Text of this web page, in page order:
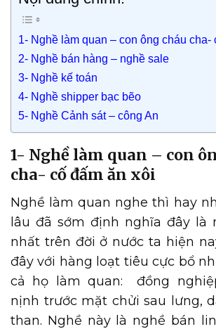
1- Nghề làm quan – con ông cháu cha-
2- Nghề bán hàng – nghề sale
3- Nghề kế toán
4- Nghề shipper bạc bẽo
5- Nghề Cảnh sát – công An
1- Nghề làm quan – con
cha- cố đấm ăn xôi
Nghề làm quan nghe thì hay
lâu đã sớm định nghĩa đây là
nhất trên đời ở nước ta hiện
đây với hàng loạt tiêu cực bổ
cả họ làm quan: đồng
nịnh trước mặt chửi sau lưng,
than. Nghề này là nghề bán